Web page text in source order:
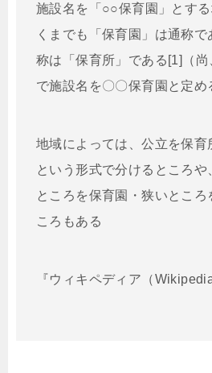
施設名を「○○保育園」とす
くまでも「保育園」は通称で
称は「保育所」である[1]（尚
で施設名を〇〇保育園と定め
地域によっては、公立を保育
という形式で分けるところ
ところを保育園・狭いところ
ころもある
『ウィキペディア（